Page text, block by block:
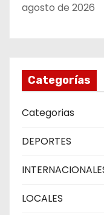
agosto de 2026
Categorías
Categorias
DEPORTES
LOCALES